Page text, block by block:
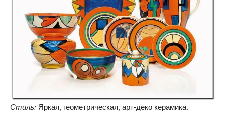
Стиль: Яркая, геометрическая, арт-деко керамика.